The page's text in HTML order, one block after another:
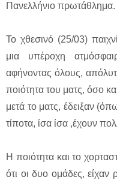
Πανελλήνιο πρωτάθλημα.
Το χθεσινό (25/03)
μια υπέροχη
αφήνοντας όλους,
ποιότητα του ματς, όσο
μετά το ματς, έδειξαν
τίποτα, ίσα ίσα ,έχουν
Η ποιότητα και το
ότι οι δυο ομάδες,